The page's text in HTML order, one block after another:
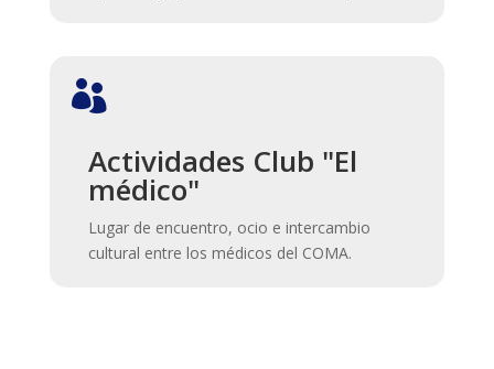

Actividades Club "El
médico"
Lugar de encuentro, ocio e intercambio
cultural entre los médicos del COMA.